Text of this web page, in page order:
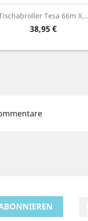
Tesa 66m X...
Preis
38,95 €
Vorschau